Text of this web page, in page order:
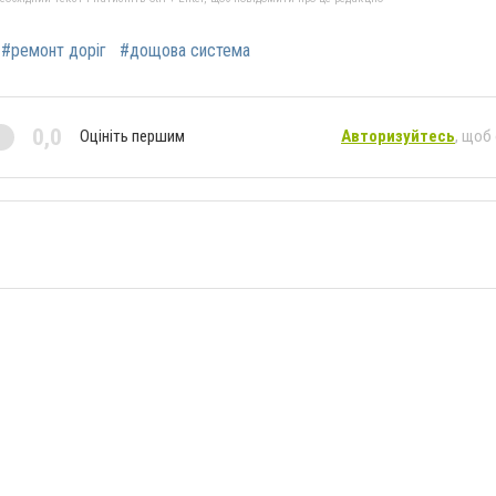
#ремонт доріг #дощова система
0,0 Оцініть першим Авторизуйтесь, щоб